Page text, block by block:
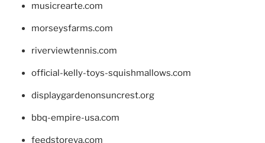
musicrearte.com
morseysfarms.com
riverviewtennis.com
official-kelly-toys-squishmallows.com
displaygardenonsuncrest.org
bbq-empire-usa.com
feedstoreva.com